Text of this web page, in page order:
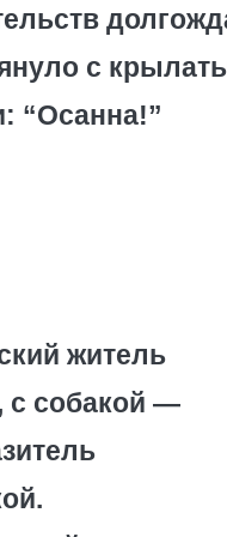
с
“Осанна!”
житель
с собакой —